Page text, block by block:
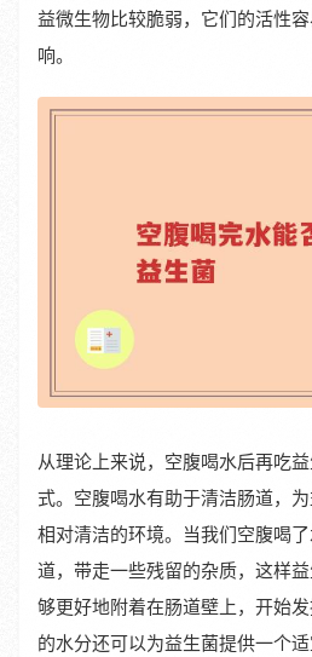
益微生物比较脆弱，它们的活性
响。
从理论上来说，空腹喝水后再吃
式。空腹喝水有助于清洁肠道，
相对清洁的环境。当我们空腹喝
道，带走一些残留的杂质，这样
够更好地附着在肠道壁上，开始
的水分还可以为益生菌提供一个